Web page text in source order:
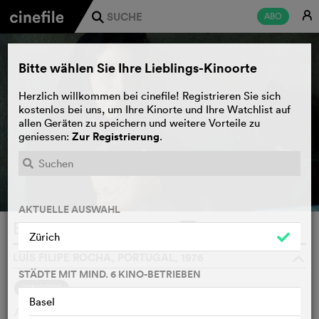
ABO E
j
Barronhos
SYNOPSIS
Am 28. Juni 1975 erschiesst ein Mann einen anderen, weil
Bitte wählen Sie Ihre Lieblings-Kinoorte
Herzlich willkommen bei cinefile! Registrieren Sie sich
kostenlos bei uns, um Ihre Kinorte und Ihre Watchlist auf
allen Geräten zu speichern und weitere Vorteile zu
geniessen: Zur Registrierung.
AKTUELLE AUSWAHL
Zürich
STÄDTE MIT MIND. 6 KINO-BETRIEBEN
Basel